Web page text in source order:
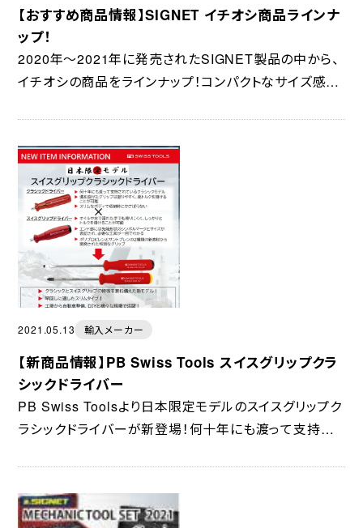
【おすすめ商品情報】SIGNET イチオシ商品ラインナ
ップ！
2020年～2021年に発売されたSIGNET製品の中から、
イチオシの商品をラインナップ！コンパクトなサイズ感が
2021.05.13 輸入メーカー
【新商品情報】PB Swiss Tools スイスグリップクラ
シックドライバー
PB Swiss Toolsより日本限定モデルのスイスグリップク
ラシックドライバーが新登場！何十年にも渡って支持さ